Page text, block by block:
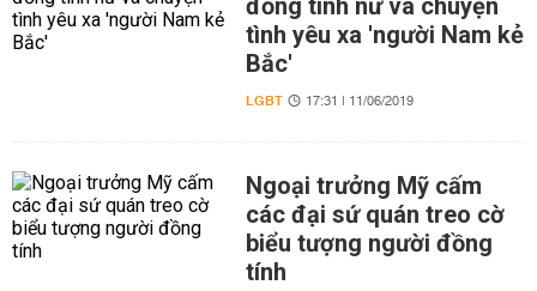
đồng tính nữ và chuyện
tình yêu xa 'người Nam kẻ
Bắc'
LGBT 17:31 | 11/06/2019
Ngoại trưởng Mỹ cấm
các đại sứ quán treo cờ
biểu tượng người đồng
tính